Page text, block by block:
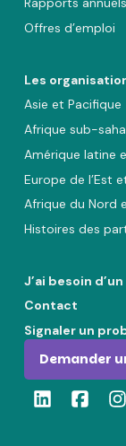
Offres d’emploi
Les
Asie et Pacifique
Afrique sub-
Amérique latine
Europe de l’Est
Afrique du Nord
Histoires des
J’ai besoin
Contact
Signaler un
Demander